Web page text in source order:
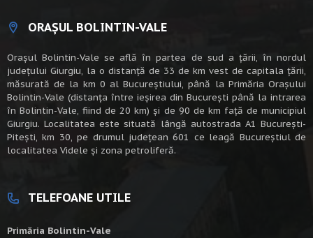
ORAȘUL BOLINTIN-VALE
Oraşul Bolintin-Vale se află în partea de sud a ţării, în nordul
judeţului Giurgiu, la o distanţă de 33 de km vest de capitala țării,
măsurată de la km 0 al Bucureștiului, până la Primăria Orașului
Bolintin-Vale (distanța între ieșirea din București până la intrarea
în Bolintin-Vale, fiind de 20 km) şi de 90 de km faţă de municipiul
Giurgiu. Localitatea este situată lângă autostrada A1 Bucureşti-
Piteşti, km 30, pe drumul judeţean 601 ce leagă Bucureştiul de
localitatea Videle şi zona petroliferă.
TELEFOANE UTILE
Primăria Bolintin-Vale